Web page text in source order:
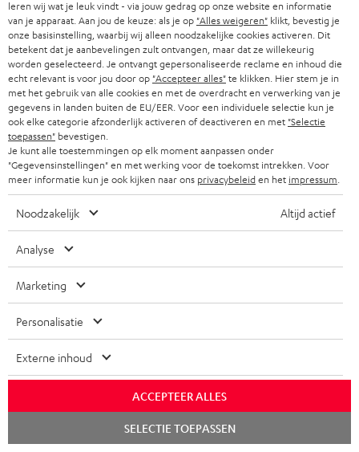
Meer...
Accessoires
Benodigde accessoires
Controleer of de benodigde verbindingskabels bij de
levering zijn inbegrepen
DENON AVR-X2800H DAB
Advantage C3535S 5.1 home
leren wij wat je leuk vindt - via jouw gedrag op onze website en informatie
van je apparaat. Aan jou de keuze: als je op "Alles weigeren" klikt, bevestig je
onze basisinstelling, waarbij wij alleen noodzakelijke cookies activeren. Dit
betekent dat je aanbevelingen zult ontvangen, maar dat ze willekeurig
worden geselecteerd. Je ontvangt gepersonaliseerde reclame en inhoud die
echt relevant is voor jou door op "Accepteer alles"te klikken. Hier stem je in
met het gebruik van alle cookies en met de overdracht en verwerking van je
gegevens in landen buiten de EU/EER. Voor een individuele selectie kun je
ook elke categorie afzonderlijk activeren of deactiveren en met "Selectie
toepassen" bevestigen.
Je kunt alle toestemmingen op elk moment aanpassen onder
"Gegevensinstellingen" en met werking voor de toekomst intrekken. Voor
meer informatie kun je ook kijken naar ons privacybeleiden het impressum
Noodzakelijk Altijd actief
Analyse
Marketing
Personalisatie
Externe inhoud
ACCEPTEER ALLES
SELECTIE TOEPASSEN